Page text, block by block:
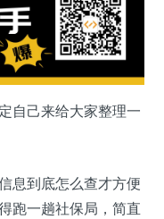
自己来给大家整理一
息到底怎么查才方便
跑一趟社保局，简直